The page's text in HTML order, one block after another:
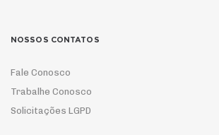
NOSSOS CONTATOS
Fale Conosco
Trabalhe Conosco
Solicitações LGPD